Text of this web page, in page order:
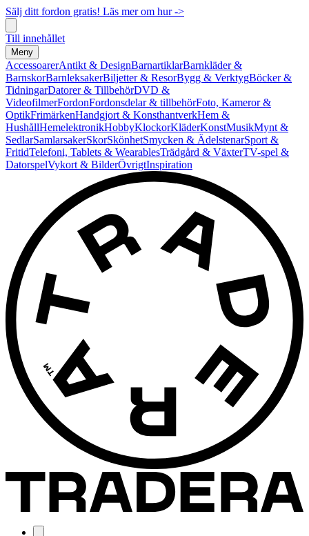
Sälj ditt fordon gratis! Läs mer om hur ->
Till innehållet
Meny
AccessoarerAntikt & DesignBarnartiklarBarnkläder &
BarnskorBarnleksakerBiljetter & ResorBygg & VerktygBöcker &
TidningarDatorer & TillbehörDVD &
VideofilmerFordonFordonsdelar & tillbehörFoto, Kameror &
OptikFrimärkenHandgjort & KonsthantverkHem &
HushållHemelektronikHobbyKlockorKläderKonstMusikMynt &
SedlarSamlarsakerSkorSkönhetSmycken & ÄdelstenarSport &
FritidTelefoni, Tablets & WearablesTrädgård & VäxterTV-spel &
DatorspelVykort & BilderÖvrigtInspiration